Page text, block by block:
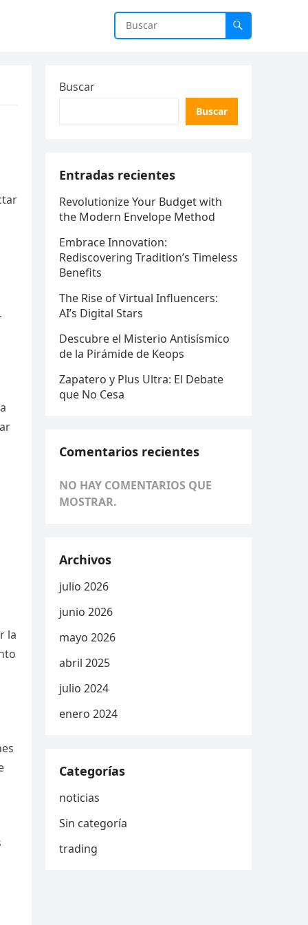
la
Buscar
Buscar
Entradas recientes
Revolutionize Your Budget with
the Modern Envelope Method
Embrace Innovation:
Rediscovering Tradition’s Timeless
Benefits
The Rise of Virtual Influencers:
AI’s Digital Stars
Descubre el Misterio Antisísmico
de la Pirámide de Keops
Zapatero y Plus Ultra: El Debate
que No Cesa
Comentarios recientes
NO HAY COMENTARIOS QUE
MOSTRAR.
Archivos
julio 2026
junio 2026
mayo 2026
abril 2025
julio 2024
enero 2024
Categorías
noticias
Sin categoría
trading